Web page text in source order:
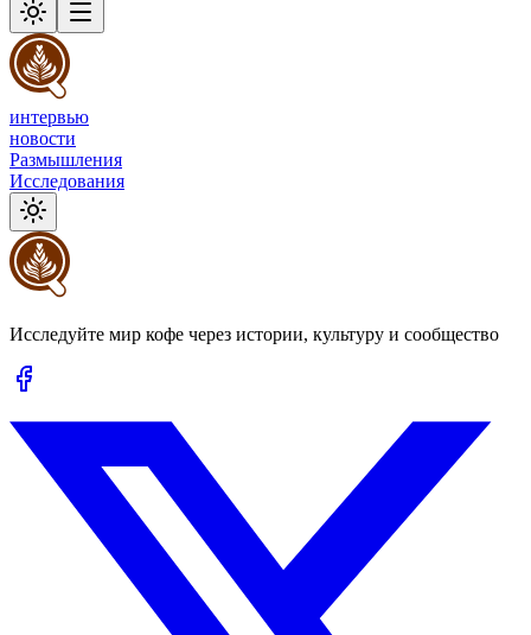
интервью
новости
Размышления
Исследования
Исследуйте мир кофе через истории, культуру и сообщество